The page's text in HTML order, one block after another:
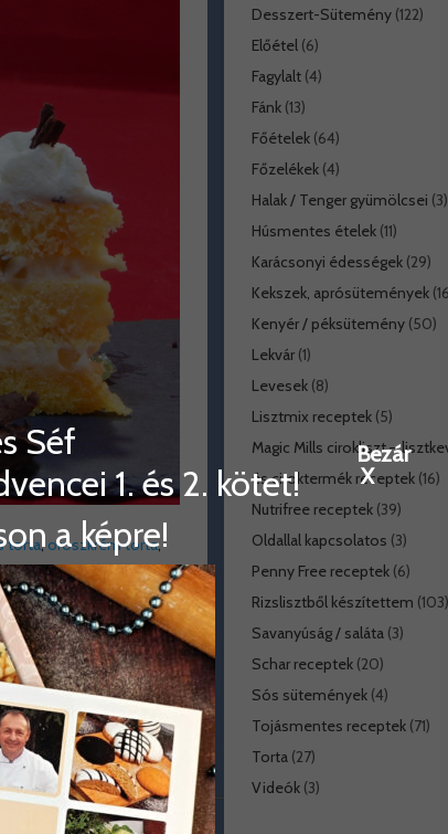
torta,oroszkrém torta,
Piskóta:22 cm-
a 6 x 65 g = 390 g
tojásokat a cukorral
Desszert-Sütemény(122)
Előétel(6)
Fagylalt(4)
Fánk(13)
Főételek(64)
Főzelékek(4)
Halak / Tenger gyümölcsei (3)
Húsmentes ételek(11)
Karácsonyi édességek(29)
Kekszek, aprósütemények
Kenyér / péksütemény(50)
Lekvár(1)
Levesek(8)
Lisztmix receptek(5)
Magic Mills cirokliszt –
és ciroktermék receptek(16)
Nutrifree receptek(39)
Oldallal kapcsolatos (3)
Penny Free receptek(6)
Rizslisztből készítettem (103)
Savanyúság / saláta(3)
Schar receptek(20)
Sós sütemények(4)
Tojásmentes receptek(71)
Torta(27)
Videók(3)
Séf
1. és 2. kötet!
a képre!
Bezár
X